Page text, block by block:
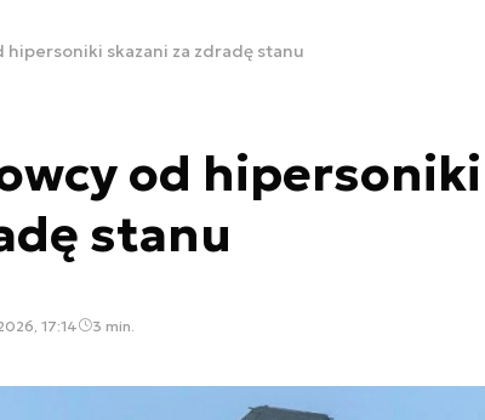
hipersoniki skazani za zdradę stanu
od hipersoniki
stanu
17:14 3 min.